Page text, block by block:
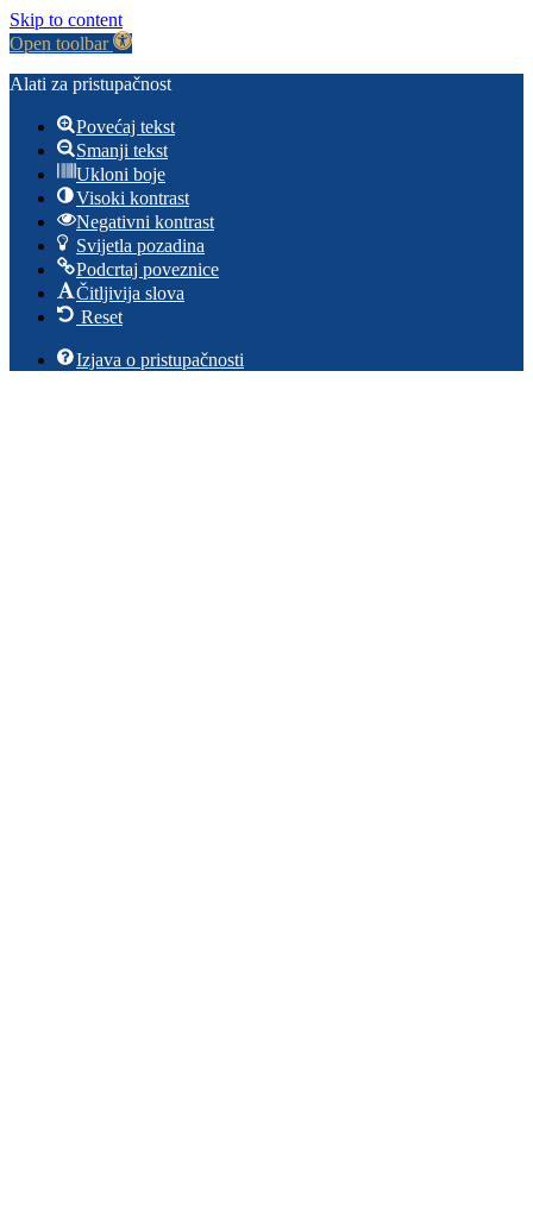
Skip to content
Open toolbar
Alati za pristupačnost
Povećaj tekst
Smanji tekst
Ukloni boje
Visoki kontrast
Negativni kontrast
Svijetla pozadina
Podcrtaj poveznice
Čitljivija slova
Reset
Izjava o pristupačnosti